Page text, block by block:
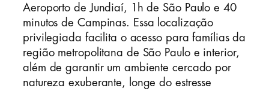
Aeroporto de Jundiaí, 1h de São Paulo e 40
minutos de Campinas. Essa localização
privilegiada facilita o acesso para famílias da
região metropolitana de São Paulo e interior,
além de garantir um ambiente cercado por
natureza exuberante, longe do estresse